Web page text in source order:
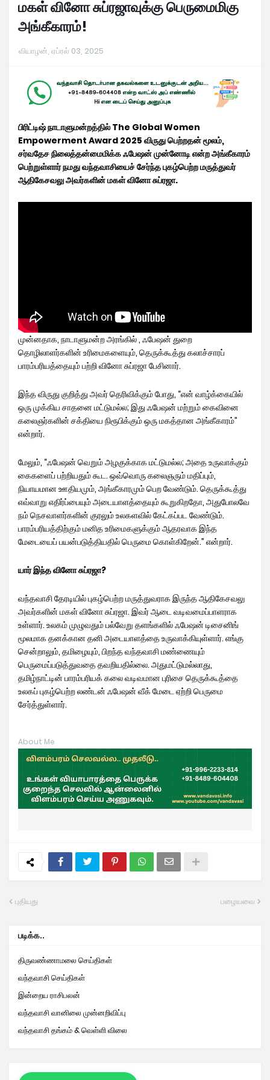
மகள் வினோ சுப்ரஜாவுக்கு பெருமைமிகு
அங்கீகாரம்!
வியாழன், ஏப்ரல் 03, 2025
பிரிட்டிஷ் நாடாளுமன்றத்தில் The Global Women
Empowerment Award 2025 விருது பெற்றதன் மூலம்,
சர்வதேச நிலைத்தன்மைமிக்க ஃபேஷன் முன்னோடி என்ற அங்கீகாரம்
பெற்றுள்ளார் நமது வந்தவாசியைச் சேர்ந்த புகழ்பெற்ற மருத்துவர்
ஆதிகேசவலு அவர்களின் மகள் வினோ சுப்ரஜா.
முன்னதாக, நாடாளுமன்ற அரங்கில் , ஃபேஷன் துறை
தொழிலாளர்களின் உரிமைகளையும், தெருக்கூத்து கலாச்சாரப்
பாரம்பரியத்தையும் பற்றி வினோ சுப்ரஜா பேசினார்.
இந்த விருது குறித்து அவர் தெரிவிக்கும் போது, “என் வாழ்க்கையில்
ஒரு முக்கிய சாதனை மட்டுமல்ல; இது ஃபேஷன் மற்றும் கைவினை
கலைஞர்களின் சக்தியை நிரூபிக்கும் ஒரு மகத்தான அங்கீகாரம்”
என்றார்.
மேலும், “ஃபேஷன் வெறும் அழகுக்காக மட்டுமல்ல; அதை உருவாக்கும்
கைகளைப் பற்றியதும் கூட. ஒவ்வொரு கலைஞரும் மதிப்பும்,
நியாயமான ஊதியமும், அங்கீகாரமும் பெற வேண்டும். தெருக்கூத்து
எவ்வாறு எதிர்ப்பையும் அடையாளத்தையும் கூறுகிறதோ, அதுபோலவே
நம் நெசவாளர்களின் குரலும் உலகளவில் கேட்கப்பட வேண்டும்.
பாரம்பரியத்திற்கும் மனித உரிமைகளுக்கும் ஆதரவாக இந்த
மேடையைப் பயன்படுத்தியதில் பெருமை கொள்கிறேன்.” என்றார்.
யார் இந்த வினோ சுப்ரஜா?
வந்தவாசி தேரடியில் புகழ்பெற்ற மருத்துவராக இருந்த ஆதிகேசவலு
அவர்களின் மகள் வினோ சுப்ரஜா. இவர் ஆடை வடிவமைப்பாளராக
உள்ளார். உலகம் முழுவதும் பல்வேறு தளங்களில் ஃபேஷன் டிசைனிங்
மூலமாக தனக்கான தனி அடையாளத்தை உருவாக்கியுள்ளார். எங்கு
சென்றாலும், தமிழையும், பிறந்த வந்தவாசி மண்ணையும்
பெருமைப்படுத்துவதை தவறியதில்லை. அதுமட்டுமல்லாது,
தமிழ்நாட்டின் பாரம்பரியக் கலை வடிவமான புரிசை தெருக்கூத்தை
உலகப் புகழ்பெற்ற லண்டன் ஃபேஷன் வீக் மேடை ஏற்றி பெருமை
சேர்த்துள்ளார்.
About Me
புதியது பழையவை
படிக்க..
திருவண்ணாமலை செய்திகள்
வந்தவாசி செய்திகள்
இன்றைய ராசிபலன்
வந்தவாசி வானிலை முன்னறிவிப்பு
வந்தவாசி தங்கம் & வெள்ளி விலை